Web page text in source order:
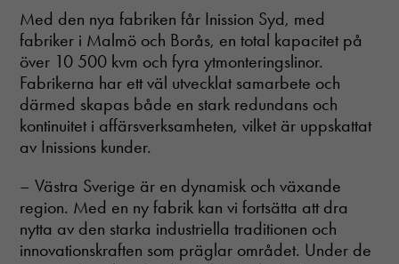
Med den nya fabriken får Inission Syd, med
fabriker i Malmö och Borås, en total kapacitet på
över 10 500 kvm och fyra ytmonteringslinor.
Fabrikerna har ett väl utvecklat samarbete och
därmed skapas både en stark redundans och
kontinuitet i affärsverksamheten, vilket är uppskattat
av Inissions kunder.
– Västra Sverige är en dynamisk och växande
region. Med en ny fabrik kan vi fortsätta att dra
nytta av den starka industriella traditionen och
innovationskraften som präglar området. Under de